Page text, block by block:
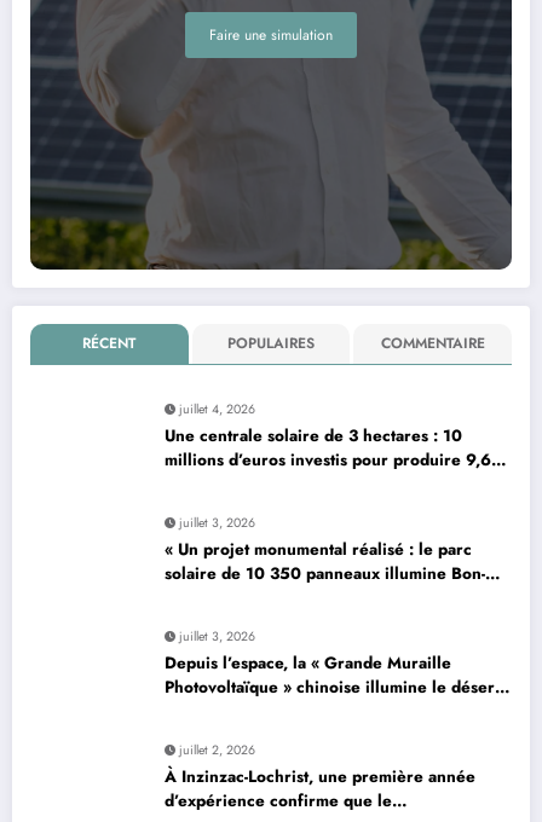
Faire une simulation
RÉCENT POPULAIRES COMMENTAIRE
juillet 4, 2026
Une centrale solaire de 3 hectares : 10
millions d’euros investis pour produire 9,6
juillet 3, 2026
« Un projet monumental réalisé : le parc
solaire de 10 350 panneaux illumine Bon-…
juillet 3, 2026
Depuis l’espace, la « Grande Muraille
Photovoltaïque » chinoise illumine le désert
juillet 2, 2026
À Inzinzac-Lochrist, une première année
d’expérience confirme que le